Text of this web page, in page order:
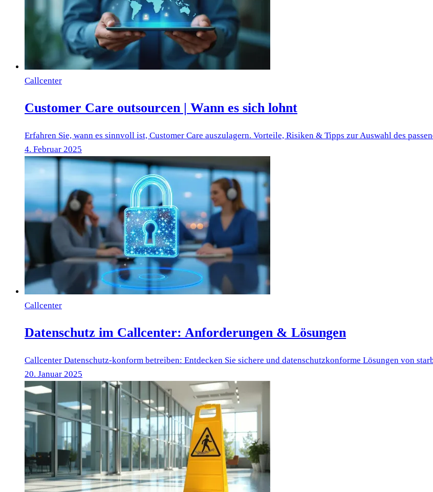
Callcenter
Customer Care outsourcen | Wann es sich lohnt
Erfahren Sie, wann es sinnvoll ist, Customer Care auszulagern. Vorteile, Risiken & Tipps zur Auswahl des
4. Februar 2025
Callcenter
Datenschutz im Callcenter: Anforderungen & Lösungen
Callcenter Datenschutz-konform betreiben: Entdecken Sie sichere und datenschutzkonforme Lösungen von
20. Januar 2025